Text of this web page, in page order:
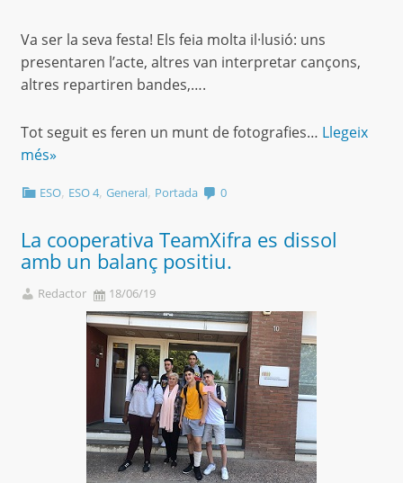
Va ser la seva festa! Els feia molta il·lusió: uns
presentaren l’acte, altres van interpretar cançons,
altres repartiren bandes,….
Tot seguit es feren un munt de fotografies… Llegeix
més»
ESO, ESO 4,General, Portada 0
La cooperativa TeamXifra es dissol
amb un balanç positiu.
Redactor 18/06/19